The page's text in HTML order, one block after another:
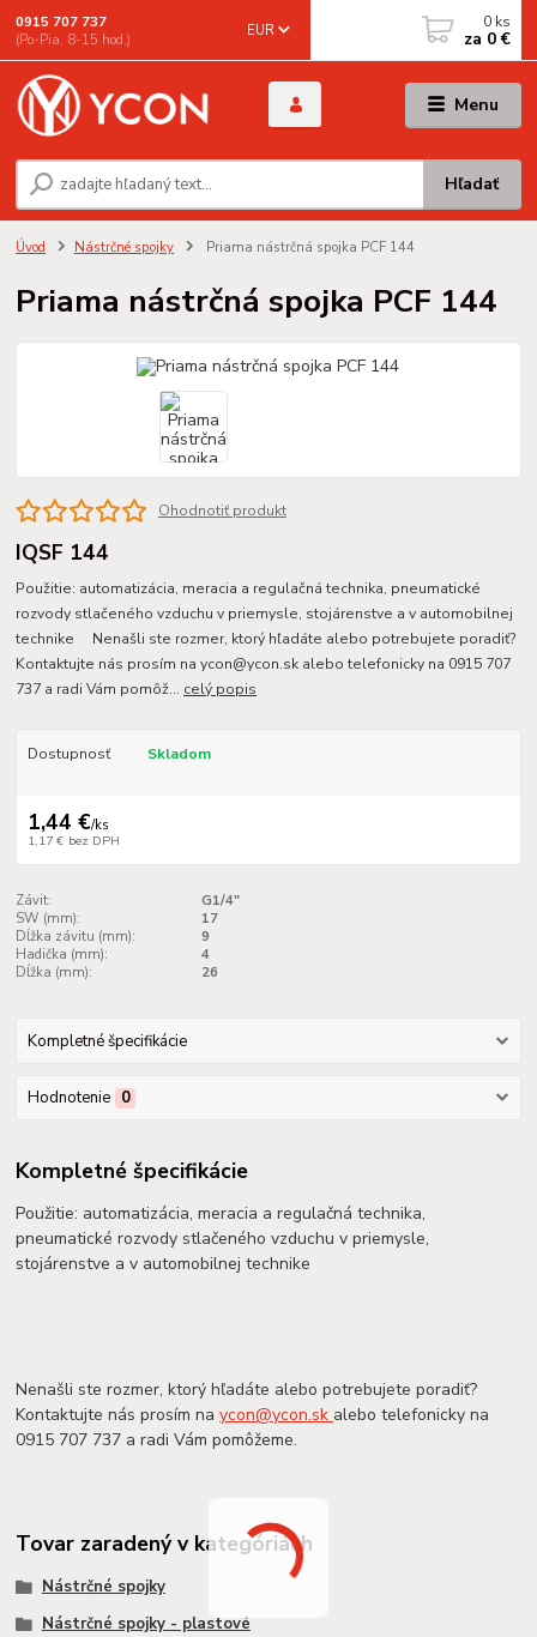
Menu
EUR
Hľadať
0915 707 737
(Po-Pia, 8-15 hod.)
0 ks
za 0 €
Úvod Nástrčné spojky Priama nástrčná spojka PCF 144
Priama nástrčná spojka PCF 144
Ohodnotiť produkt
IQSF 144
Použitie: automatizácia, meracia a regulačná technika, pneumatické
rozvody stlačeného vzduchu v priemysle, stojárenstve a v automobilnej
technike Nenašli ste rozmer, ktorý hľadáte alebo potrebujete poradiť?
Kontaktujte nás prosím na ycon@ycon.sk alebo telefonicky na 0915 707
737 a radi Vám pomôž... celý popis
Dostupnosť Skladom
1,44 €/ks
1,17 € bez DPH
Závit:
G1/4"
SW (mm):
17
Dĺžka závitu (mm):
9
Hadička (mm):
4
Dĺžka (mm):
26
Kompletné špecifikácie
Hodnotenie 0
Kompletné špecifikácie
Použitie: automatizácia, meracia a regulačná technika,
pneumatické rozvody stlačeného vzduchu v priemysle,
stojárenstve a v automobilnej technike
Nenašli ste rozmer, ktorý hľadáte alebo potrebujete poradiť?
Kontaktujte nás prosím naycon@ycon.sk alebo telefonicky na
0915 707 737 a radi Vám pomôžeme.
Tovar zaradený v kategóriách
Nástrčné spojky
Nástrčné spojky - plastové